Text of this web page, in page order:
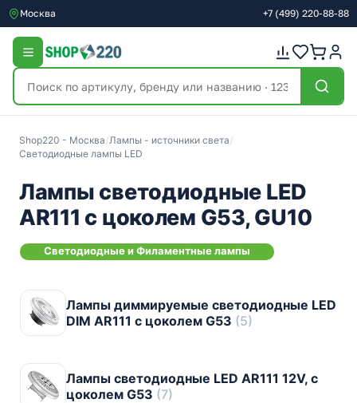
Москва +7 (499) 220-88-88
Shop220 - Москва/Лампы - источники света/
Светодиодные лампы LED
Лампы светодиодные LED
AR111 с цоколем G53, GU10
Светодиодные и Филаментные лампы
Лампы диммируемые светодиодные LED
DIM AR111 с цоколем G53 (5)
Лампы светодиодные LED AR111 12V, с
цоколем G53 (7)